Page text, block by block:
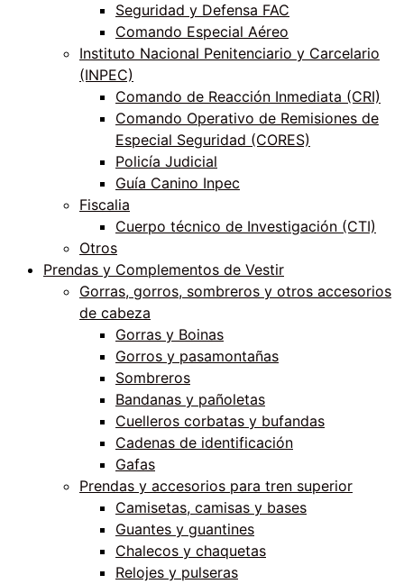
Seguridad y Defensa FAC
Comando Especial Aéreo
Instituto Nacional Penitenciario y Carcelario
(INPEC)
Comando de Reacción Inmediata (CRI)
Comando Operativo de Remisiones de
Especial Seguridad (CORES)
Policía Judicial
Guía Canino Inpec
Fiscalia
Cuerpo técnico de Investigación (CTI)
Otros
Prendas y Complementos de Vestir
Gorras, gorros, sombreros y otros accesorios
de cabeza
Gorras y Boinas
Gorros y pasamontañas
Sombreros
Bandanas y pañoletas
Cuelleros corbatas y bufandas
Cadenas de identificación
Gafas
Prendas y accesorios para tren superior
Camisetas, camisas y bases
Guantes y guantines
Chalecos y chaquetas
Relojes y pulseras